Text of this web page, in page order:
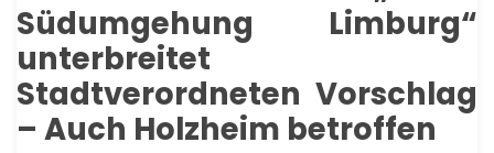
Südumgehung Limburg“
unterbreitet
Stadtverordneten Vorschlag
– Auch Holzheim betroffen